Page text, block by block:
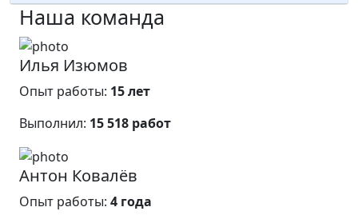
Наша команда
Илья Изюмов
Опыт работы: 15 лет
Выполнил: 15 518 работ
Антон Ковалёв
Опыт работы: 4 года